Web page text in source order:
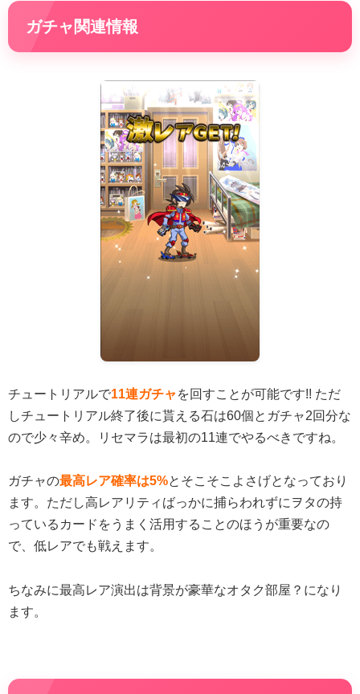
ガチャ関連情報
チュートリアルで11連ガチャ を回すことが可能です!! ただ
しチュートリアル終了後に貰える石は60個とガチャ2回分な
ので少々辛め。リセマラは最初の11連でやるべきですね。
ガチャの最高レア確率は5%とそこそこよさげとなっており
ます。ただし高レアリティばっかに捕らわれずにヲタの持
っているカードをうまく活用することのほうが重要なの
で、低レアでも戦えます。
ちなみに最高レア演出は背景が豪華なオタク部屋？になり
ます。